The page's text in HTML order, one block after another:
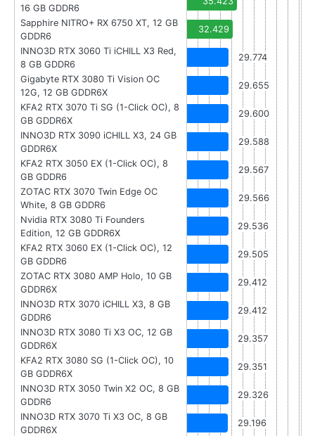
16 GB GDDR6
Sapphire NITRO+ RX 6750 XT, 12 GB
GDDR6
32.429
INNO3D RTX 3060 Ti iCHILL X3 Red,
8 GB GDDR6
29.774
Gigabyte RTX 3080 Ti Vision OC
12G, 12 GB GDDR6X
29.655
KFA2 RTX 3070 Ti SG (1-Click OC), 8
GB GDDR6X
29.600
INNO3D RTX 3090 iCHILL X3, 24 GB
GDDR6X
29.588
KFA2 RTX 3050 EX (1-Click OC), 8
GB GDDR6
29.567
ZOTAC RTX 3070 Twin Edge OC
White, 8 GB GDDR6
29.566
Nvidia RTX 3080 Ti Founders
Edition, 12 GB GDDR6X
29.536
KFA2 RTX 3060 EX (1-Click OC), 12
GB GDDR6
29.505
ZOTAC RTX 3080 AMP Holo, 10 GB
GDDR6X
29.412
INNO3D RTX 3070 iCHILL X3, 8 GB
GDDR6
29.412
INNO3D RTX 3080 Ti X3 OC, 12 GB
GDDR6X
29.357
KFA2 RTX 3080 SG (1-Click OC), 10
GB GDDR6X
29.351
INNO3D RTX 3050 Twin X2 OC, 8 GB
GDDR6
29.326
INNO3D RTX 3070 Ti X3 OC, 8 GB
GDDR6X
29.196